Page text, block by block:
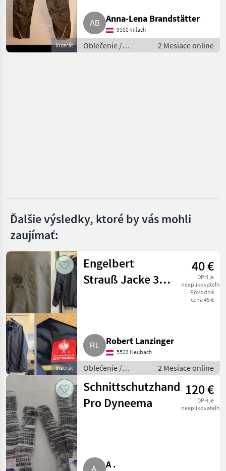
Meindl
MARKETPLACEInzerát
Anna-Lena Brandstätter
9500 Villach
Oblečenie /
Lesnícke oblečenie
2 Mesiace online
Ďalšie výsledky, ktoré by vás mohli
zaujímať:
Inzerát
Engelbert
Strauß Jacke 3 in
40 €
DPH je
neaplikovateľné
Pôvodná
cena 45 €
Robert Lanzinger
5523 Neubach
Oblečenie /
Ostatné oblečenie
2 Mesiace online
Schnittschutzhandschuhe
Pro Dyneema
120 €
DPH je
neaplikovateľné
A .